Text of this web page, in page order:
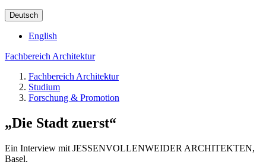
Deutsch
English
Fachbereich Architektur
Fachbereich Architektur
Studium
Forschung & Promotion
„Die Stadt zuerst“
Ein Interview mit JESSENVOLLENWEIDER ARCHITEKTEN,
Basel.